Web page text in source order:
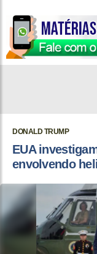
DONALD TRUMP
EUA
envolvendo